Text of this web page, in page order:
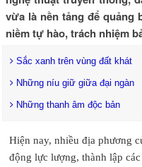
vừa là nền tảng để quảng
niềm tự hào, trách nhiệm
Sắc xanh trên vùng đất khát
Những níu giữ giữa đại ngàn
Những thanh âm độc bản
Hiện nay, nhiều địa phương
động lực lượng, thành lập